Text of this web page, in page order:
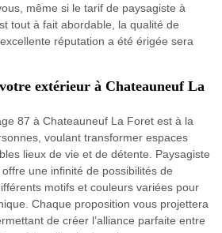
même si le tarif de paysagiste à
tout à fait abordable, la qualité de
réputation a été érigée sera
extérieur à Chateauneuf La
87 à Chateauneuf La Foret est à la
voulant transformer espaces
lieux de vie et de détente. Paysagiste
une infinité de possibilités de
motifs et couleurs variées pour
Chaque proposition vous projettera
de créer l’alliance parfaite entre